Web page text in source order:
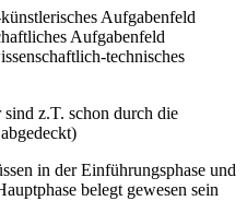
Aufgabenfeld
Aufgabenfeld
technisches
z.T. schon durch die
in der Einführungsphase und
belegt gewesen sein